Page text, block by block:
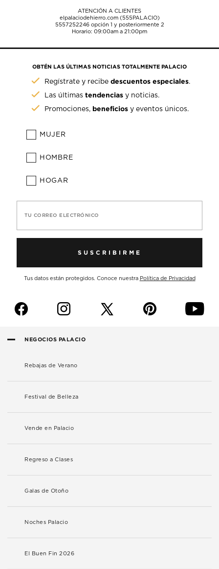
ATENCIÓN A CLIENTES
elpalaciodehierro.com (555PALACIO)
5557252246opción 1 y posteriormente 2
Horario: 09:00am a 21:00pm
OBTÉN LAS ÚLTIMAS NOTICIAS TOTALMENTE PALACIO
Regístrate y recibedescuentos especiales.
Las últimastendencias y noticias.
Promociones, beneficios y eventos únicos.
MUJER
HOMBRE
HOGAR
TU CORREO ELECTRÓNICO
SUSCRIBIRME
Tus datos están protegidos. Conoce nuestra Política de Privacidad
f i p y
NEGOCIOS PALACIO
Rebajas de Verano
Festival de Belleza
Vende en Palacio
Regreso a Clases
Galas de Otoño
Noches Palacio
El Buen Fin 2026